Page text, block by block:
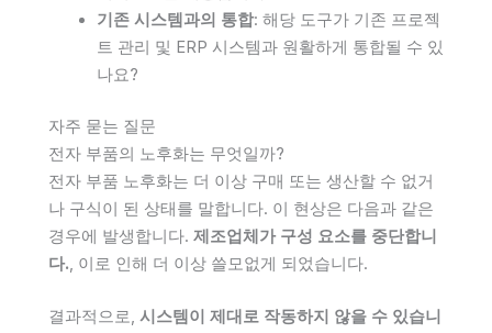
기존 시스템과의 통합: 해당 도구가 기존 프로젝
트 관리 및 ERP 시스템과 원활하게 통합될 수 있
나요?
자주 묻는 질문
전자 부품의 노후화는 무엇일까?
전자 부품 노후화는 더 이상 구매 또는 생산할 수 없거
나 구식이 된 상태를 말합니다. 이 현상은 다음과 같은
경우에 발생합니다. 제조업체가 구성 요소를 중단합니
다., 이로 인해 더 이상 쓸모없게 되었습니다.
결과적으로, 시스템이 제대로 작동하지 않을 수 있습니